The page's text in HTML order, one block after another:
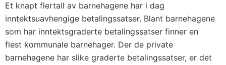
Et knapt flertall av barnehagene har i dag
inntektsuavhengige betalingssatser. Blant barnehagene
som har inntektsgraderte betalingssatser finner en
flest kommunale barnehager. Der de private
barnehagene har slike graderte betalingssatser, er det